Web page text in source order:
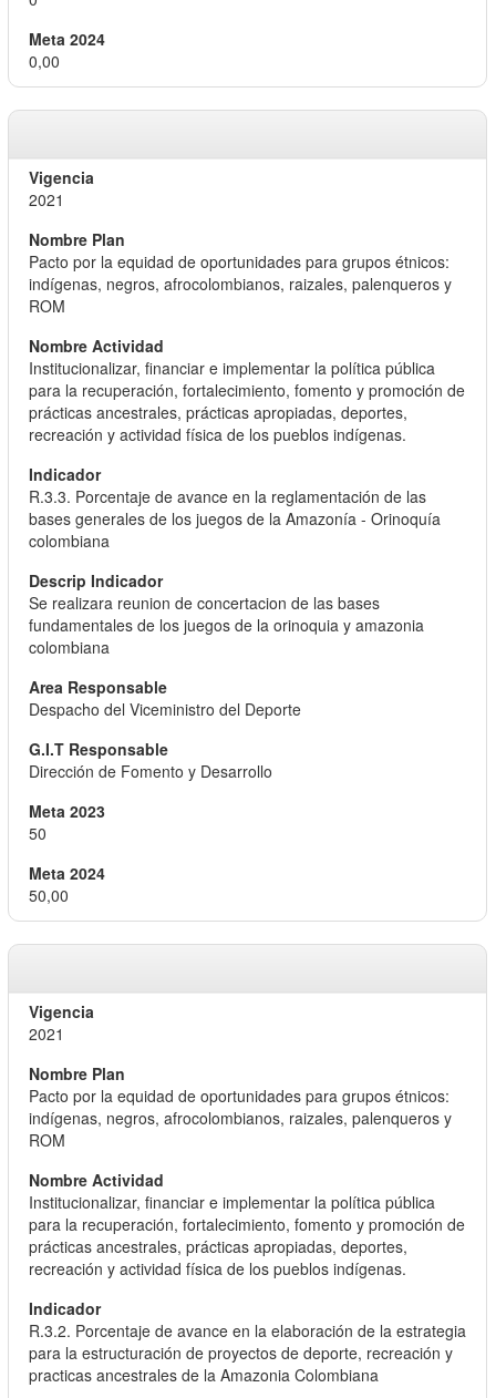
0,00
2021
Pacto por la equidad de oportunidades para grupos étnicos:
indígenas, negros, afrocolombianos, raizales, palenqueros y
ROM
Institucionalizar, financiar e implementar la política pública
para la recuperación, fortalecimiento, fomento y promoción de
prácticas ancestrales, prácticas apropiadas, deportes,
recreación y actividad física de los pueblos indígenas.
R.3.3. Porcentaje de avance en la reglamentación de las
bases generales de los juegos de la Amazonía - Orinoquía
colombiana
Se realizara reunion de concertacion de las bases
fundamentales de los juegos de la orinoquia y amazonia
colombiana
Despacho del Viceministro del Deporte
Dirección de Fomento y Desarrollo
50
50,00
2021
Pacto por la equidad de oportunidades para grupos étnicos:
indígenas, negros, afrocolombianos, raizales, palenqueros y
ROM
Institucionalizar, financiar e implementar la política pública
para la recuperación, fortalecimiento, fomento y promoción de
prácticas ancestrales, prácticas apropiadas, deportes,
recreación y actividad física de los pueblos indígenas.
R.3.2. Porcentaje de avance en la elaboración de la estrategia
para la estructuración de proyectos de deporte, recreación y
practicas ancestrales de la Amazonia Colombiana